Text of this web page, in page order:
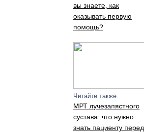
вы знаете, как
оказывать первую
помощь?
Читайте также:
МРТ лучезапястного
сустава: что нужно
знать пациенту перед